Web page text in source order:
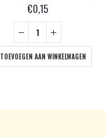
€0,15
TOEVOEGEN AAN WINKELWAGEN